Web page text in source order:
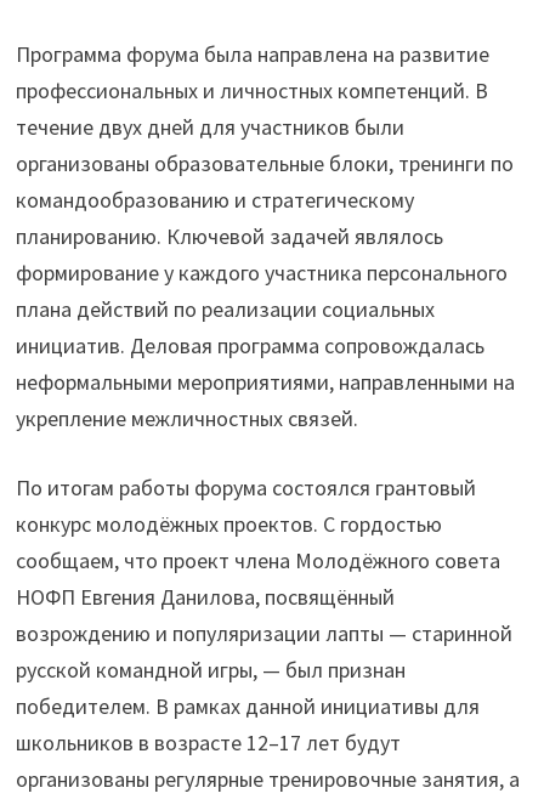
Программа форума была направлена на развитие
профессиональных и личностных компетенций. В
течение двух дней для участников были
организованы образовательные блоки, тренинги по
командообразованию и стратегическому
планированию. Ключевой задачей являлось
формирование у каждого участника персонального
плана действий по реализации социальных
инициатив. Деловая программа сопровождалась
неформальными мероприятиями, направленными на
укрепление межличностных связей.
По итогам работы форума состоялся грантовый
конкурс молодёжных проектов. С гордостью
сообщаем, что проект члена Молодёжного совета
НОФП Евгения Данилова, посвящённый
возрождению и популяризации лапты — старинной
русской командной игры, — был признан
победителем. В рамках данной инициативы для
школьников в возрасте 12–17 лет будут
организованы регулярные тренировочные занятия, а